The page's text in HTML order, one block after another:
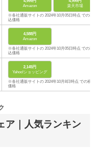
Amazon
楽天市場
※各社通販サイトの 2024年10月05日時点 での税
込価格
4,588円
Amazon
※各社通販サイトの 2024年10月05日時点 での税
込価格
2,145円
Yahoo!ショッピング
※各社通販サイトの 2024年10月8日時点 での税
価格
ア｜人気ランキン